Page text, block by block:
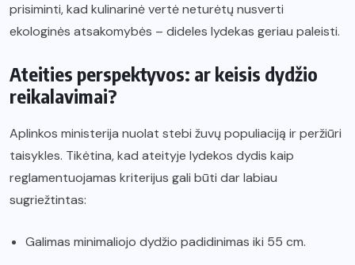
prisiminti, kad kulinarinė vertė neturėtų nusverti
ekologinės atsakomybės – dideles lydekas geriau paleisti.
Ateities perspektyvos: ar keisis dydžio
reikalavimai?
Aplinkos ministerija nuolat stebi žuvų populiaciją ir peržiūri
taisykles. Tikėtina, kad ateityje lydekos dydis kaip
reglamentuojamas kriterijus gali būti dar labiau
sugriežtintas:
Galimas minimaliojo dydžio padidinimas iki 55 cm.